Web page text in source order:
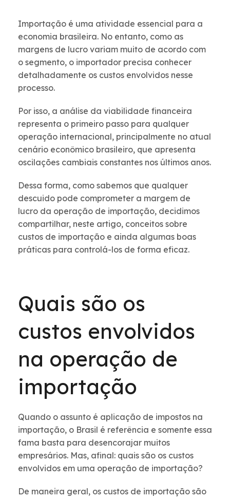
Importação é uma atividade essencial para a
economia brasileira. No entanto, como as
margens de lucro variam muito de acordo com
o segmento, o importador precisa conhecer
detalhadamente os custos envolvidos nesse
processo.
Por isso, a análise da viabilidade financeira
representa o primeiro passo para qualquer
operação internacional, principalmente no atual
cenário econômico brasileiro, que apresenta
oscilações cambiais constantes nos últimos anos.
Dessa forma, como sabemos que qualquer
descuido pode comprometer a margem de
lucro da operação de importação, decidimos
compartilhar, neste artigo, conceitos sobre
custos de importação e ainda algumas boas
práticas para controlá-los de forma eficaz.
Quais são os
custos envolvidos
na operação de
importação
Quando o assunto é aplicação de impostos na
importação, o Brasil é referência e somente essa
fama basta para desencorajar muitos
empresários. Mas, afinal: quais são os custos
envolvidos em uma operação de importação?
De maneira geral, os custos de importação são